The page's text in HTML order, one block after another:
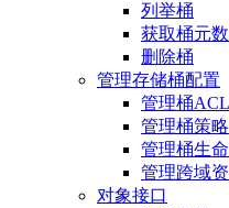
列举桶
获取桶元
删除桶
管理存储桶配置
管理桶ACL
管理桶策略
管理桶生
管理跨域
对象接口